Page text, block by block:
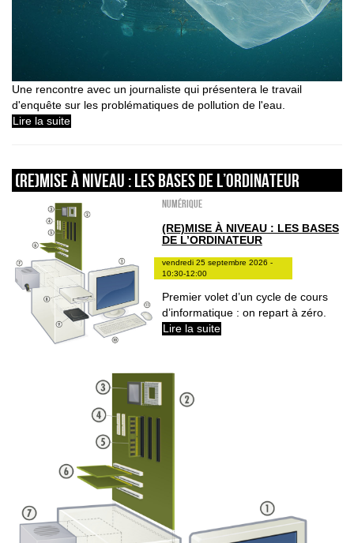
Une rencontre avec un journaliste qui présentera le travail
d'enquête sur les problématiques de pollution de l'eau.
Lire la suite
(Re)Mise à niveau : les bases de l’ordinateur
Numérique
(RE)MISE À NIVEAU : LES BASES
DE L’ORDINATEUR
vendredi 25 septembre 2026 -
10:30-12:00
Premier volet d’un cycle de cours
d’informatique : on repart à zéro.
Lire la suite